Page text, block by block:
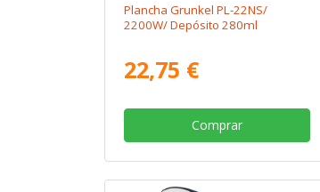
Plancha Grunkel PL-22NS/
2200W/ Depósito 280ml
22,75 €
Comprar